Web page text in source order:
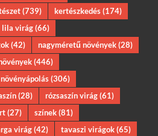
(739) kertészkedés(174)
lila virág(66)
(42) nagyméretű növények(28)
(446)
növényápolás(306)
(28) rózsaszín virág(61)
(27) színek(81)
virág(42) tavaszi virágok(65)